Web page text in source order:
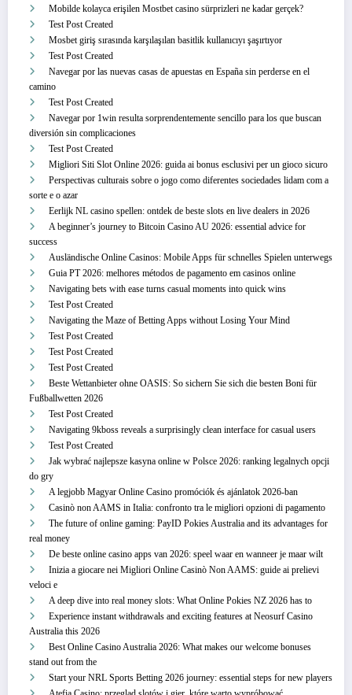
Mobilde kolayca erişilen Mostbet casino sürprizleri ne kadar gerçek?
Test Post Created
Mosbet giriş sırasında karşılaşılan basitlik kullanıcıyı şaşırtıyor
Test Post Created
Navegar por las nuevas casas de apuestas en España sin perderse en el
camino
Test Post Created
Navegar por 1win resulta sorprendentemente sencillo para los que buscan
diversión sin complicaciones
Test Post Created
Migliori Siti Slot Online 2026: guida ai bonus esclusivi per un gioco sicuro
Perspectivas culturais sobre o jogo como diferentes sociedades lidam com a
sorte e o azar
Eerlijk NL casino spellen: ontdek de beste slots en live dealers in 2026
A beginner’s journey to Bitcoin Casino AU 2026: essential advice for
success
Ausländische Online Casinos: Mobile Apps für schnelles Spielen unterwegs
Guia PT 2026: melhores métodos de pagamento em casinos online
Navigating bets with ease turns casual moments into quick wins
Test Post Created
Navigating the Maze of Betting Apps without Losing Your Mind
Test Post Created
Test Post Created
Test Post Created
Beste Wettanbieter ohne OASIS: So sichern Sie sich die besten Boni für
Fußballwetten 2026
Test Post Created
Navigating 9kboss reveals a surprisingly clean interface for casual users
Test Post Created
Jak wybrać najlepsze kasyna online w Polsce 2026: ranking legalnych opcji
do gry
A legjobb Magyar Online Casino promóciók és ajánlatok 2026-ban
Casinò non AAMS in Italia: confronto tra le migliori opzioni di pagamento
The future of online gaming: PayID Pokies Australia and its advantages for
real money
De beste online casino apps van 2026: speel waar en wanneer je maar wilt
Inizia a giocare nei Migliori Online Casinò Non AAMS: guide ai prelievi
veloci e
A deep dive into real money slots: What Online Pokies NZ 2026 has to
Experience instant withdrawals and exciting features at Neosurf Casino
Australia this 2026
Best Online Casino Australia 2026: What makes our welcome bonuses
stand out from the
Start your NRL Sports Betting 2026 journey: essential steps for new players